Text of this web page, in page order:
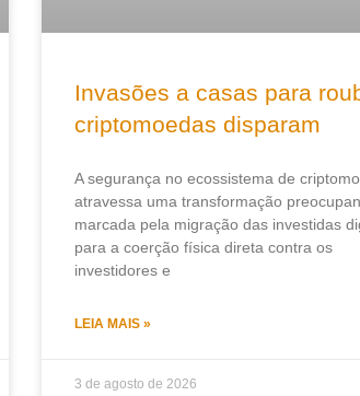
Invasões a casas para
criptomoedas disparam
A segurança no ecossistema de
atravessa uma transformação
marcada pela migração das investidas
para a coerção física direta contra os
investidores e
LEIA MAIS »
3 de agosto de 2026